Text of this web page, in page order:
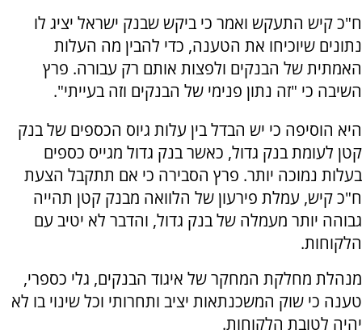
ח"כ קיש התעקש ואמר כי ביקש שבנק ישראל יציג לו
נתונים שיוכיחו את הטענה, כדי להבין מה העלות
האמתית של הבנקים ולפצות אותם רק עבורה. פרץ
השיבה כי "זה נתון פנימי של הבנקים וזה בעייתי".
היא הוסיפה כי יש הבדל בין עלות גיוס הכספים של בנק
קטן לעומת בנק גדול, כאשר בנק גדול מגייס כספים
בעלות נמוכה יותר. פרץ הסבירה כי אם תתקבל הצעת
ח"כ קיש, עמלת פירעון של הלוואה מבנק קטן תהייה
גבוהה יותר מעמלה של בנק גדול, והדבר לא יטיב עם
הלקוחות.
מנהלת מחלקת המחקר של איגוד הבנקים, גלי כספרי,
טענה כי שוק המשכנתאות יציב ותחרותי וכל שינוי בו לא
יהיה לטובת הלקוחות.